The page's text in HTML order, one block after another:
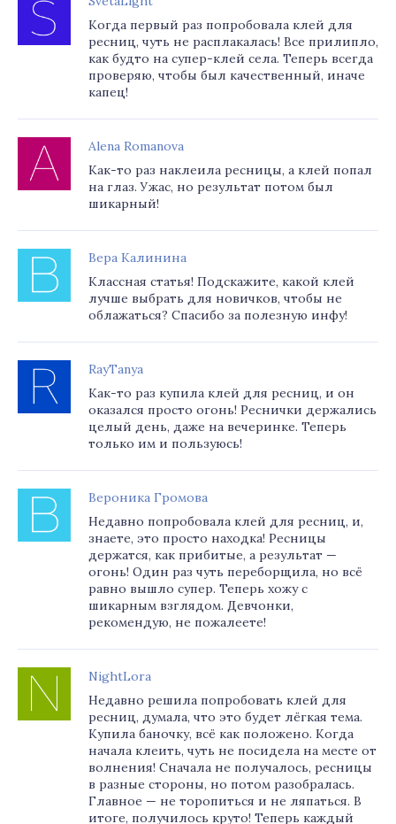
Когда первый раз попробовала клей для
ресниц, чуть не расплакалась! Все прилипло,
как будто на супер-клей села. Теперь всегда
проверяю, чтобы был качественный, иначе
капец!
Alena Romanova
Как-то раз наклеила ресницы, а клей попал
на глаз. Ужас, но результат потом был
шикарный!
Вера Калинина
Классная статья! Подскажите, какой клей
лучше выбрать для новичков, чтобы не
облажаться? Спасибо за полезную инфу!
RayTanya
Как-то раз купила клей для ресниц, и он
оказался просто огонь! Реснички держались
целый день, даже на вечеринке. Теперь
только им и пользуюсь!
Вероника Громова
Недавно попробовала клей для ресниц, и,
знаете, это просто находка! Ресницы
держатся, как прибитые, а результат —
огонь! Один раз чуть переборщила, но всё
равно вышло супер. Теперь хожу с
шикарным взглядом. Девчонки,
рекомендую, не пожалеете!
NightLora
Недавно решила попробовать клей для
ресниц, думала, что это будет лёгкая тема.
Купила баночку, всё как положено. Когда
начала клеить, чуть не посидела на месте от
волнения! Сначала не получалось, ресницы
в разные стороны, но потом разобралась.
Главное — не торопиться и не ляпаться. В
итоге, получилось круто! Теперь каждый